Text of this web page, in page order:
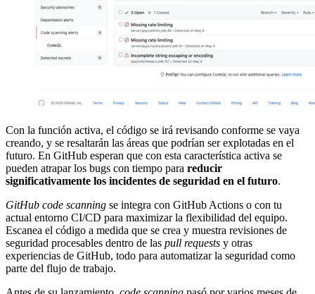
Con la función activa, el código se irá revisando conforme se vaya
creando, y se resaltarán las áreas que podrían ser explotadas en el
futuro. En GitHub esperan que con esta característica activa se
pueden atrapar los bugs con tiempo para reducir
significativamente los incidentes de seguridad en el futuro.
GitHub code scanning se integra con GitHub Actions o con tu
actual entorno CI/CD para maximizar la flexibilidad del equipo.
Escanea el código a medida que se crea y muestra revisiones de
seguridad procesables dentro de las pull requests y otras
experiencias de GitHub, todo para automatizar la seguridad como
parte del flujo de trabajo.